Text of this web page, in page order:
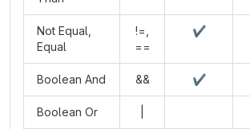
Not Equal,
Equal
!=,
==
✔️
Boolean And && ✔️
Boolean Or